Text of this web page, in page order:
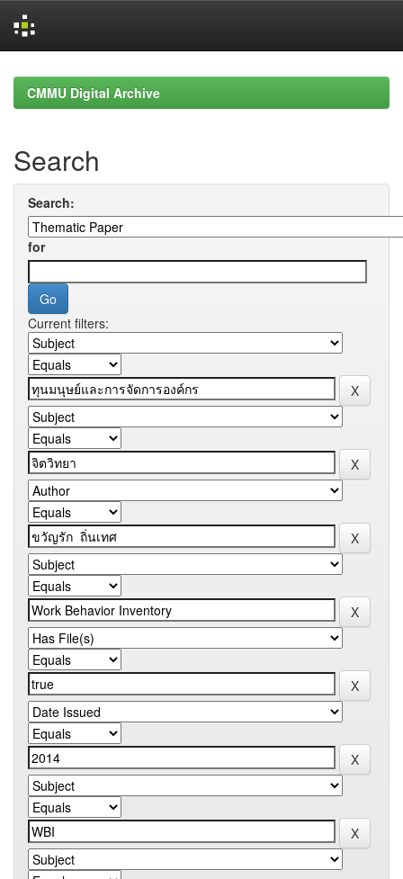
navigationCMMU Digital Archive
Search
Search:
for
Current filters: